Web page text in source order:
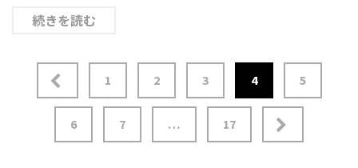
続きを読む
1 2 3 4 5
6 7 … 17